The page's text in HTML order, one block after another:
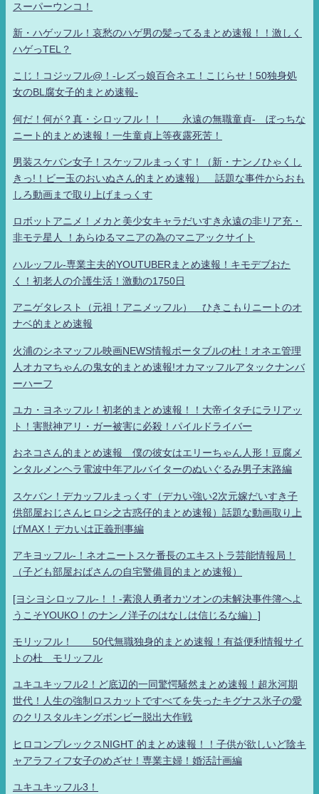
スーパーウンコ！
新・ハゲッフル！哀愁のハゲ男の髪ってるまとめ速報！！激しく
ハゲっTEL？
こじ！コジッフル@！-レズっ娘百合ネエ！こじらせ！50独身処
女のBL腐女子的まとめ速報-
何だ！何が？真・シロッフル！！ 永遠の無職童貞- ぼっちな
ニート的まとめ速報！一生童貞上等夜露死苦！
男装スケバン女子！スケッフルまっくす！（新・ナンノひゃくし
きっ!！ビー玉のおいぬさん的まとめ速報） 話題な事件からおも
しろ動画まで取り上げまっくす
ロボットアニメ！メカと美少女キャラだいすき永遠の非リア充・
非モテ星人 ！あらゆるマニアの為のマニアックサイト
ハルッフル-専業主夫的YOUTUBERまとめ速報！キモデブおた
く！初老人の介護生活！激動の1750日
アニゲタレスト（元祖！アニメッフル） ひきこもりニートのオ
ナベ的まとめ速報
火浦のシネマッフル映画NEWS情報ポータブルの杜！オネエ管理
人オカマちゃんの鬼女的まとめ速報!オカマッフルアタックナンバ
ーハーフ
ユカ・ヨネッフル！初老的まとめ速報！！大帝イタチにラリアッ
ト！害獣神アリ・ガー被害に必殺！パイルドライバー
おネコさん的まとめ速報 僕の彼女はエリーちゃん人形！豆腐メ
ンタルメンヘラ電波中年アルバイターのぬいぐるみ男子末路編
スケバン！デカッフルまっくす（デカい強い2次元嫁だいすき子
供部屋おじさんヒロシ之古惑仔的まとめ速報）話題な動画取り上
げMAX！デカいは正義刑事編
アキヨッフル-！ネオニートスケ番長のエキストラ芸能情報局！
（子ども部屋おばさんの自宅警備員的まとめ速報）
[ヨシヨシロッフル-！！-素浪人勇者カツオンの未解決事件簿へよ
うこそYOUKO！のナンノ洋子のはなしは信じるな編）]
モリッフル！ 50代無職独身的まとめ速報！有益便利情報サイ
トの杜 モリッフル
ユキユキッフル2！ど底辺的一同驚愕騒然まとめ速報！超氷河期
世代！人生の強制ロスカットですべてを失ったキグナス氷子の愛
のクリスタルキングボンビー脱出大作戦
ヒロコンプレックスNIGHT 的まとめ速報！！子供が欲しいど陰キ
ャアラフィフ女子のめざせ！専業主婦！婚活計画編
ユキユキッフル3！